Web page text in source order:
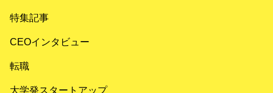
特集記事
CEOインタビュー
転職
大学発スタートアップ